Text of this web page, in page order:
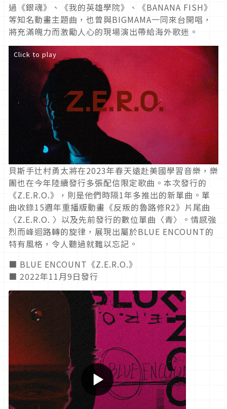
過《銀魂》、《我的英雄學院》、《BANANA FISH》
等知名動畫主題曲，也曾與BIGMAMA一同來台開唱，
將充滿魄力而激勵人心的現場演出帶給海外歌迷。
Click to play
貝斯手辻村勇太將在2023年春天遠赴美國學習音樂，樂
團也在今年陸續發行多張配信限定歌曲。本次發行的
《Z.E.R.O.》，則是他們時隔1年多推出的新單曲。單
曲收錄15週年重播版動畫《反叛的魯路修R2》片尾曲
〈Z.E.R.O. 〉以及先前發行的數位單曲〈青〉。情感強
烈而峰迴路轉的旋律，展現出屬於BLUE ENCOUNT的
特有風格，令人聽過就難以忘記。
■ BLUE ENCOUNT《Z.E.R.O.》
■ 2022年11月9日發行